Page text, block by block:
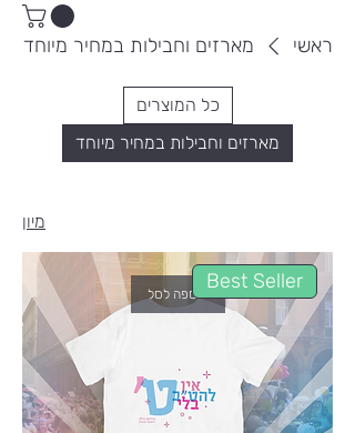
ראשי מארזים וחבילות במחיר מיוחד
כל המוצרים
מארזים וחבילות במחיר מיוחד
מיון
הוספה לסל
Best Seller